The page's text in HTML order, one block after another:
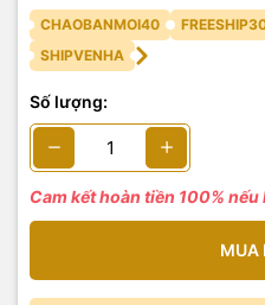
CHAOBANMOI40
SHIPVENHA
Số lượng:
Cam kết hoàn tiền 100%
MUA